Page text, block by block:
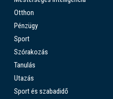
Otthon
Pénzügy
Sport
Szórakozás
Tanulás
Utazás
Sport és szabadidő